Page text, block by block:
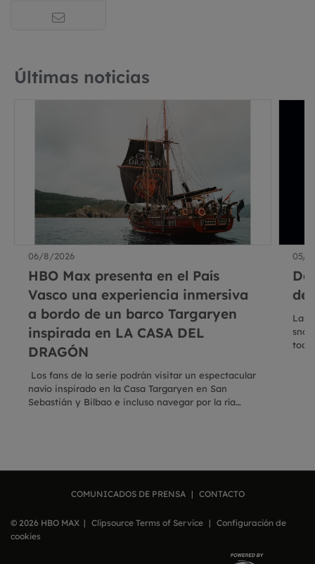
Últimas noticias
06/8/2026
HBO Max presenta en el País
Vasco una experiencia inmersiva
a bordo de un barco Targaryen
inspirada en LA CASA DEL
DRAGÓN
Los fans de la serie podrán visitar un espectacular
navío inspirado en la Casa Targaryen en San
Sebastián y Bilbao e incluso navegar por la ría
05/
Las
toda
COMUNICADOS DE PRENSA | CONTACTO
© 2026 HBO MAX | Clipsource Terms of Service | Configuración de
cookies